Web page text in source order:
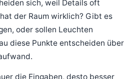
sich, weil Details oft
der Raum wirklich? Gibt es
oder sollen Leuchten
diese Punkte entscheiden über
die Eingaben, desto besser